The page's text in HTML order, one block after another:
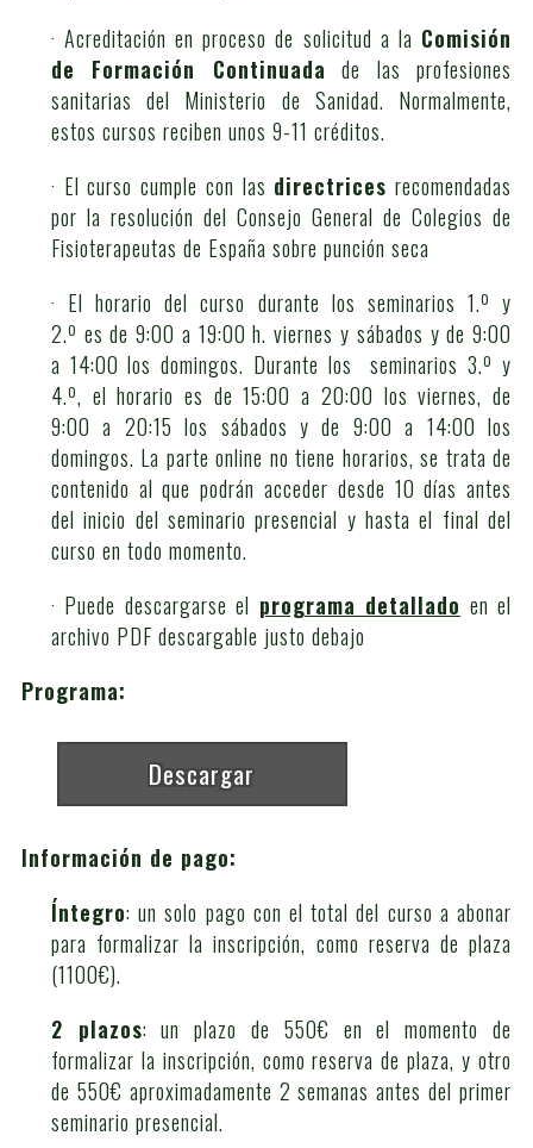
· Acreditación en proceso de solicitud a la Comisión
de Formación Continuada de las profesiones
sanitarias del Ministerio de Sanidad. Normalmente,
estos cursos reciben unos 9-11 créditos.
· El curso cumple con las directrices recomendadas
por la resolución del Consejo General de Colegios de
Fisioterapeutas de España sobre punción seca
· El horario del curso durante los seminarios 1.º y
2.º es de 9:00 a 19:00 h. viernes y sábados y de 9:00
a 14:00 los domingos. Durante los seminarios 3.º y
4.º, el horario es de 15:00 a 20:00 los viernes, de
9:00 a 20:15 los sábados y de 9:00 a 14:00 los
domingos. La parte online no tiene horarios, se trata de
contenido al que podrán acceder desde 10 días antes
del inicio del seminario presencial y hasta el final del
curso en todo momento.
· Puede descargarse el programa detallado en el
archivo PDF descargable justo debajo
Programa:
Descargar
Información de pago:
Íntegro: un solo pago con el total del curso a abonar
para formalizar la inscripción, como reserva de plaza
(1100€).
2 plazos: un plazo de 550€ en el momento de
formalizar la inscripción, como reserva de plaza, y otro
de 550€ aproximadamente 2 semanas antes del primer
seminario presencial.